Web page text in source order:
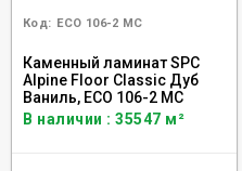
Код: ECO 106-2 MC
Каменный ламинат SPC
Alpine Floor Classic Дуб
Ваниль, ECO 106-2 MC
В наличии : 35547 м²